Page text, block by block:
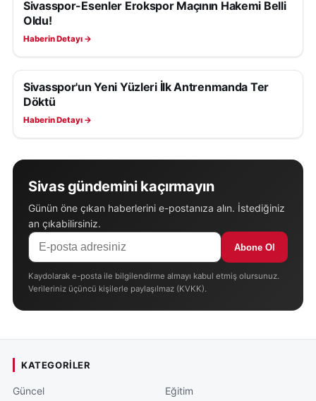
SIVASSPOR HABERLERI
Sivasspor-Esenler Erokspor Maçının Hakemi Belli
Oldu!
Haberin Detayı →
SIVASSPOR HABERLERI
Sivasspor'un Yeni Yüzleri İlk Antrenmanda Ter
Döktü
Haberin Detayı →
Sivas gündemini kaçırmayın
Günün öne çıkan haberlerini e-postanıza alın. İstediğiniz
an çıkabilirsiniz.
Abone Ol
Kaydolarak e-posta ile bilgilendirme almayı kabul etmiş olursunuz.
Verileriniz üçüncü kişilerle paylaşılmaz (KVKK).
KATEGORILER
Güncel
Eğitim